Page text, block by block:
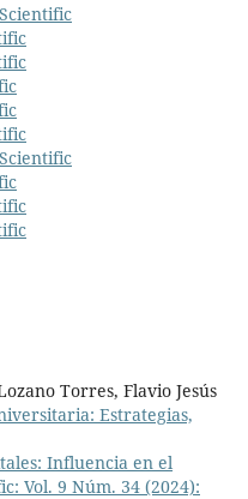
Torres, Flavio Jesús
Estrategias,
Influencia en el
Vol. 9 Núm. 34 (2024):